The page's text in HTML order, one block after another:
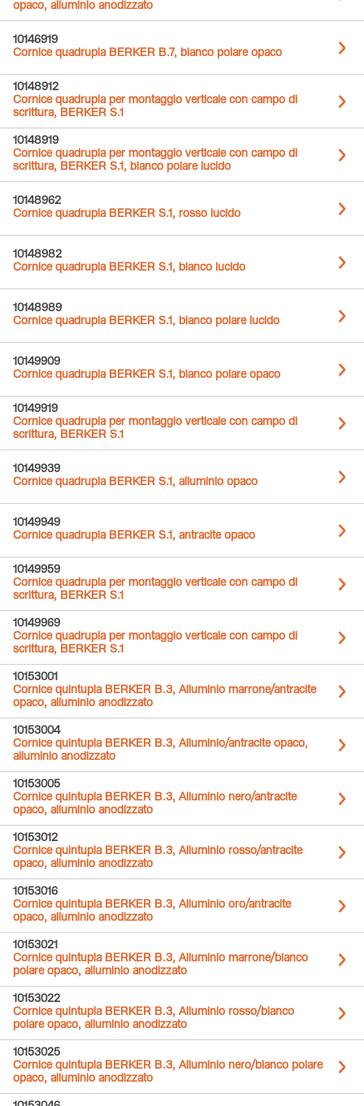
opaco, alluminio anodizzato
10146919
Cornice quadrupla BERKER B.7, bianco polare opaco
10148912
Cornice quadrupla per montaggio verticale con campo di
scrittura, BERKER S.1
10148919
Cornice quadrupla per montaggio verticale con campo di
scrittura, BERKER S.1, bianco polare lucido
10148962
Cornice quadrupla BERKER S.1, rosso lucido
10148982
Cornice quadrupla BERKER S.1, bianco lucido
10148989
Cornice quadrupla BERKER S.1, bianco polare lucido
10149909
Cornice quadrupla BERKER S.1, bianco polare opaco
10149919
Cornice quadrupla per montaggio verticale con campo di
scrittura, BERKER S.1
10149939
Cornice quadrupla BERKER S.1, alluminio opaco
10149949
Cornice quadrupla BERKER S.1, antracite opaco
10149959
Cornice quadrupla per montaggio verticale con campo di
scrittura, BERKER S.1
10149969
Cornice quadrupla per montaggio verticale con campo di
scrittura, BERKER S.1
10153001
Cornice quintupla BERKER B.3, Alluminio marrone/antracite
opaco, alluminio anodizzato
10153004
Cornice quintupla BERKER B.3, Alluminio/antracite opaco,
alluminio anodizzato
10153005
Cornice quintupla BERKER B.3, Alluminio nero/antracite
opaco, alluminio anodizzato
10153012
Cornice quintupla BERKER B.3, Alluminio rosso/antracite
opaco, alluminio anodizzato
10153016
Cornice quintupla BERKER B.3, Alluminio oro/antracite
opaco, alluminio anodizzato
10153021
Cornice quintupla BERKER B.3, Alluminio marrone/bianco
polare opaco, alluminio anodizzato
10153022
Cornice quintupla BERKER B.3, Alluminio rosso/bianco
polare opaco, alluminio anodizzato
10153025
Cornice quintupla BERKER B.3, Alluminio nero/bianco polare
opaco, alluminio anodizzato